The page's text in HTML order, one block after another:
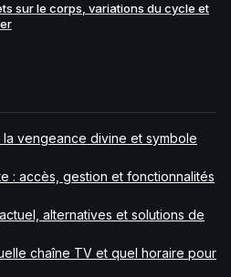
sur le corps, variations du cycle et
vengeance divine et symbole
: accès, gestion et fonctionnalités
alternatives et solutions de
chaîne TV et quel horaire pour